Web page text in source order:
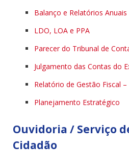
Balanço e Relatórios Anuais
LDO, LOA e PPA
Parecer do Tribunal de
Julgamento das Contas do
Relatório de Gestão Fiscal –
Planejamento Estratégico
Ouvidoria / Serviço
Cidadão